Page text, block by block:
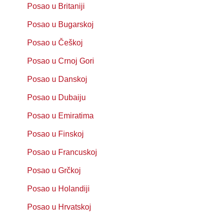
Posao u Britaniji
Posao u Bugarskoj
Posao u Češkoj
Posao u Crnoj Gori
Posao u Danskoj
Posao u Dubaiju
Posao u Emiratima
Posao u Finskoj
Posao u Francuskoj
Posao u Grčkoj
Posao u Holandiji
Posao u Hrvatskoj